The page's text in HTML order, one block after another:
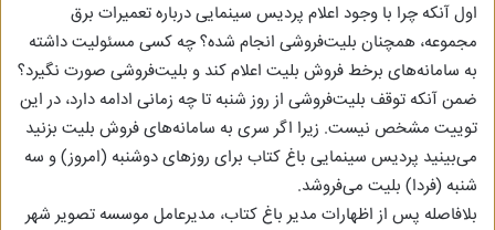
اول آنکه چرا با وجود اعلام پردیس سینمایی درباره تعمیرات برق
مجموعه، همچنان بلیت‌فروشی انجام شده؟ چه کسی مسئولیت داشته
به سامانه‌های برخط فروش بلیت اعلام کند و بلیت‌فروشی صورت نگیرد؟
ضمن آنکه توقف بلیت‌فروشی از روز شنبه تا چه زمانی ادامه دارد، در این
توییت مشخص نیست. زیرا اگر سری به سامانه‌های فروش بلیت بزنید
می‌بینید پردیس سینمایی باغ کتاب برای روزهای دوشنبه (امروز) و سه
شنبه (فردا) بلیت می‌فروشد.
بلافاصله پس از اظهارات مدیر باغ کتاب، مدیرعامل موسسه تصویر شهر